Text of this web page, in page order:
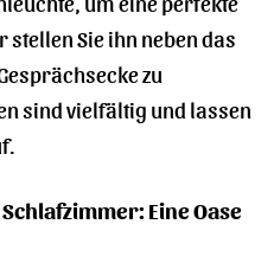
stellen Sie ihn neben das
zu
sind vielfältig und lassen
Eine Oase